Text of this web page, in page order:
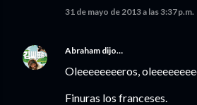
31 de mayo de 2013 a las 3:37 p.m.
Abraham dijo…
Oleeeeeeeeros,
Finuras los franceses.